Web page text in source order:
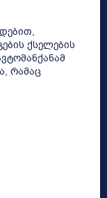
ქსელების
რამაც